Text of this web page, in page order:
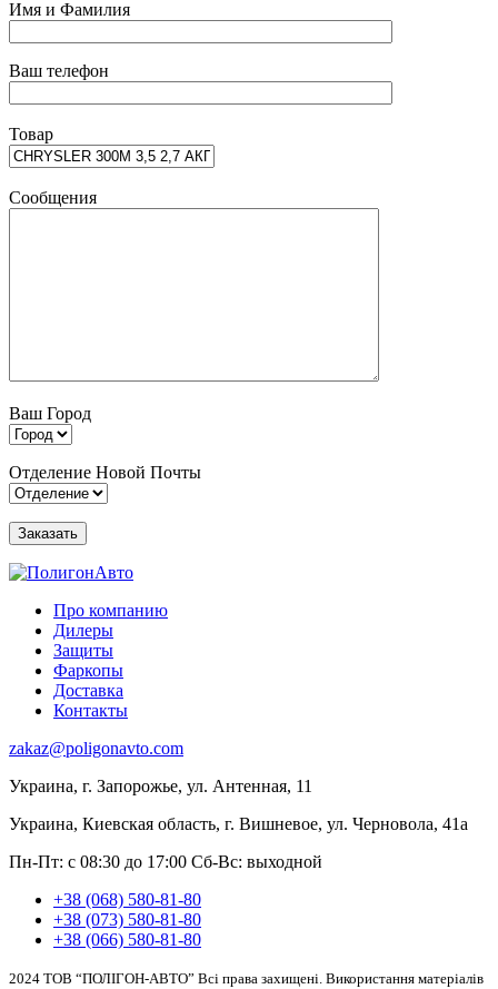
Имя и Фамилия
Ваш телефон
Товар
Сообщения
Ваш Город
Отделение Новой Почты
Про компанию
Дилеры
Защиты
Фаркопы
Доставка
Контакты
zakaz@poligonavto.com
Украина, г. Запорожье, ул. Антенная, 11
Украина, Киевская область, г. Вишневое, ул. Черновола, 41а
Пн-Пт: с 08:30 до 17:00 Сб-Вс: выходной
+38 (068) 580-81-80
+38 (073) 580-81-80
+38 (066) 580-81-80
2024 ТОВ “ПОЛІГОН-АВТО” Всі права захищені. Використання матеріалів